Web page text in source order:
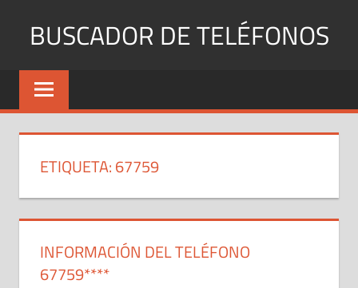
BUSCADOR DE TELÉFONOS
Identifica
Números
y
ETIQUETA:67759
INFORMACIÓN DEL TELÉFONO
67759****